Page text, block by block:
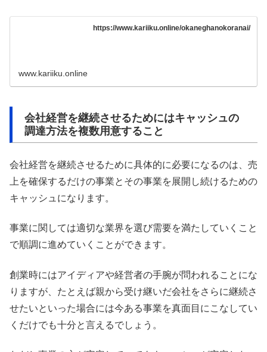
https://www.kariiku.online/okaneghanokoranai/
www.kariiku.online
会社経営を継続させるためにはキャッシュの
調達方法を複数用意すること
会社経営を継続させるために具体的に必要になるのは、売
上を確保するだけの事業とその事業を展開し続けるための
キャッシュになります。
事業に関しては適切な業界を選び需要を満たしていくこと
で順調に進めていくことができます。
創業時にはアイディアや経営者の手腕が問われることにな
りますが、たとえば親から受け継いだ会社をさらに継続さ
せたいといった場合には今ある事業を真面目にこなしてい
くだけでも十分と言えるでしょう。